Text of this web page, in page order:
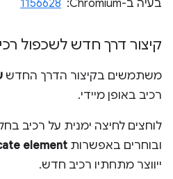
בעיה ב-Chromium: ‏ 1156628
קיצור דרך חדש לשכפול
משתמשים בקיצור הדרך החדש
רכיב באופן מיידי.
לוחצים לחיצה ימנית על רכיב
ובוחרים באפשרות element
ייווצר מתחתיו רכיב חדש.